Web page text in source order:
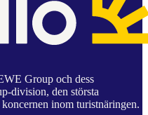
Group och dess
division, den största
inom turistnäringen.